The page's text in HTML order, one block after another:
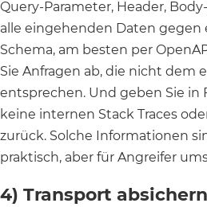
Query-Parameter, Header,
alle eingehenden Daten
Schema, am besten per
Sie Anfragen ab, die nicht dem
entsprechen. Und geben Sie in
keine internen Stack Traces
zurück. Solche Informationen
praktisch, aber für Angreifer
4) Transport